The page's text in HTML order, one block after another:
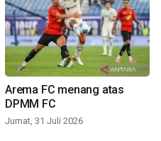
Arema FC menang atas
DPMM FC
Jumat, 31 Juli 2026